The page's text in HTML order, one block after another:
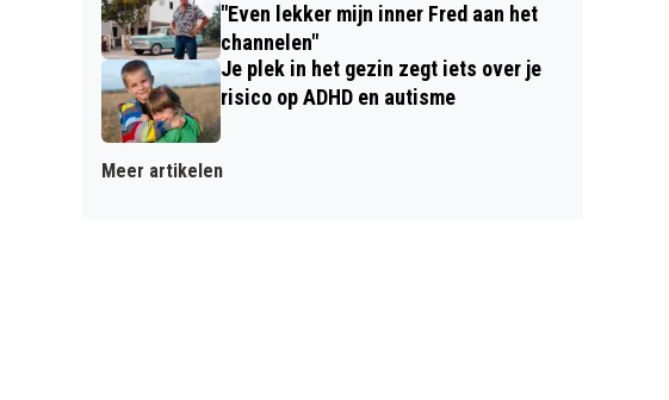
"Even lekker mijn inner Fred aan het
channelen"
Je plek in het gezin zegt iets over je
risico op ADHD en autisme
Meer artikelen